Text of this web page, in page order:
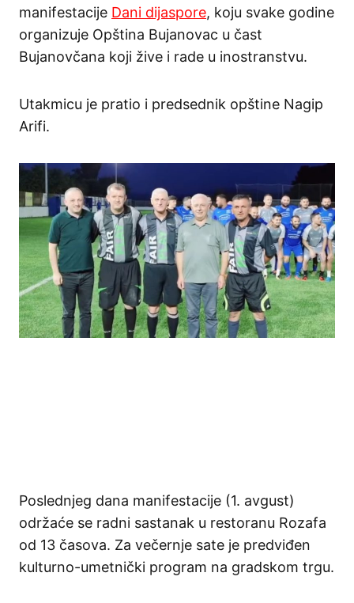
manifestacije Dani dijaspore, koju svake godine
organizuje Opština Bujanovac u čast
Bujanovčana koji žive i rade u inostranstvu.
Utakmicu je pratio i predsednik opštine Nagip
Arifi.
Poslednjeg dana manifestacije (1. avgust)
održaće se radni sastanak u restoranu Rozafa
od 13 časova. Za večernje sate je predviđen
kulturno-umetnički program na gradskom trgu.